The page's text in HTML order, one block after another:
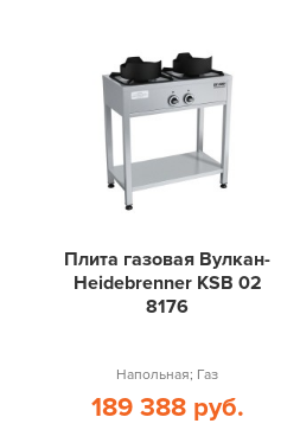
Плита газовая Вулкан-
Heidebrenner KSB 02
8176
Напольная; Газ
189 388 руб.